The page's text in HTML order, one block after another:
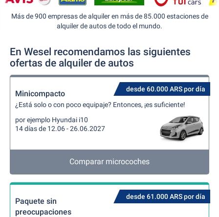
Más de 900 empresas de alquiler en más de 85.000 estaciones de
alquiler de autos de todo el mundo.
En Wesel recomendamos las siguientes
ofertas de alquiler de autos
desde 60.000 ARS por día
Minicompacto
¿Está solo o con poco equipaje? Entonces, ¡es suficiente!
por ejemplo Hyundai i10
14 días de 12.06 - 26.06.2027
Comparar microcoches
desde 61.000 ARS por día
Paquete sin
preocupaciones